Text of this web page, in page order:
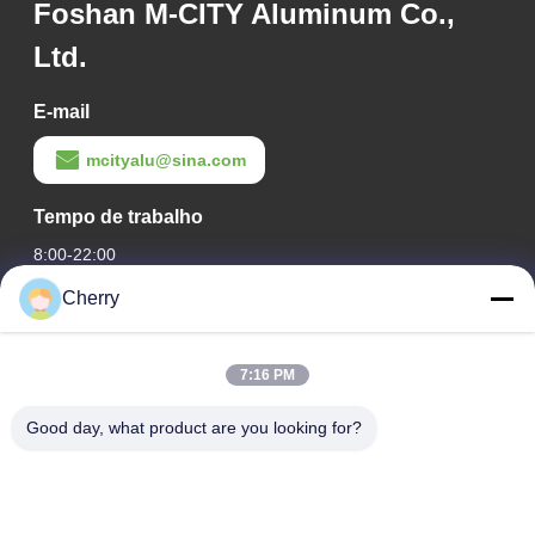
Foshan M-CITY Aluminum Co.,
Ltd.
E-mail
mcityalu@sina.com
Tempo de trabalho
8:00-22:00
O nosso endereço
Parque industrial Hegui, Lishui, Nanhai Foshan Guangdong
Cherry
7:16 PM
Good day, what product are you looking for?